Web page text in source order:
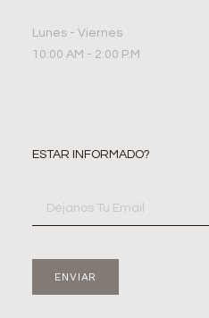
Lunes - Viernes
10:00 AM - 2:00 P.M
ESTAR INFORMADO?
ENVIAR